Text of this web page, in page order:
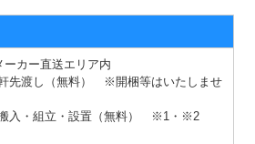
ーカー直送エリア内
軒先渡し（無料） ※開梱等はいたしませ
入・組立・設置（無料）
※1・※2